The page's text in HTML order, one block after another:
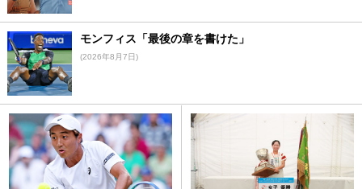
モンフィス「最後の章を書けた」
(2026年8月7日)